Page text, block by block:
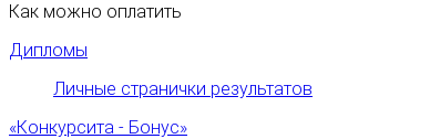
Как можно оплатить
Дипломы
Личные странички результатов
«Конкурсита - Бонус»